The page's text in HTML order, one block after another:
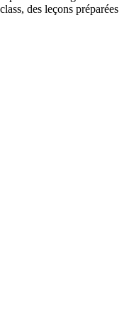
des leçons préparées